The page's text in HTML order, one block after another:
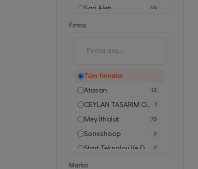
Şarj Aleti 69
Firma
Tüm firmalar
Atasan 12
CEYLAN TASARIM OYUNCAK SANAYİ VE TİCARET LİMİTED ŞİRKETİ 1
Mey İthalat 75
Sonxshoop 6
2
Marka